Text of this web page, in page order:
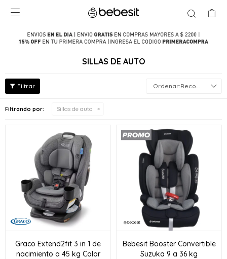

SILLAS DE AUTO
Recomendados
Filtrando por: Sillas de auto
Graco Extend2fit 3 in 1 de
nacimiento a 45 kg Color
Bebesit Booster Convertible
Suzuka 9 a 36 kg